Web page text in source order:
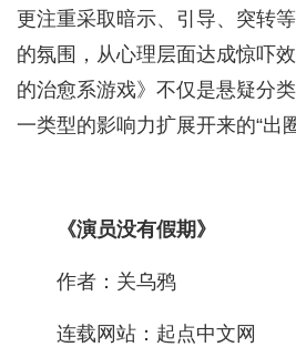
更注重采取暗示、引导、突转
的氛围，从心理层面达成惊吓
的治愈系游戏》不仅是悬疑分
一类型的影响力扩展开来的“出
《演员没有假期》
作者：关乌鸦
连载网站：起点中文网